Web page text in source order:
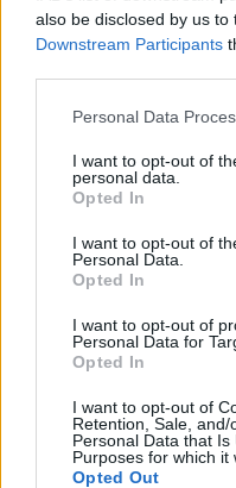
also be disclosed by us to
Downstream Participants
Personal Data
I want to opt-out of
personal data.
Opted In
I want to opt-out of
Personal Data.
Opted In
I want to opt-out of
Personal Data for
Opted In
I want to opt-out of
Retention, Sale,
Personal Data that
Purposes for which it
Opted Out